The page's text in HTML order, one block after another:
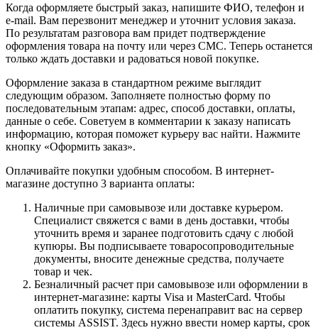
Когда оформляете быстрый заказ, напишите ФИО, телефон и
e-mail. Вам перезвонит менеджер и уточнит условия заказа.
По результатам разговора вам придет подтверждение
оформления товара на почту или через СМС. Теперь останется
только ждать доставки и радоваться новой покупке.
Оформление заказа в стандартном режиме выглядит
следующим образом. Заполняете полностью форму по
последовательным этапам: адрес, способ доставки, оплаты,
данные о себе. Советуем в комментарии к заказу написать
информацию, которая поможет курьеру вас найти. Нажмите
кнопку «Оформить заказ».
Оплачивайте покупки удобным способом. В интернет-
магазине доступно 3 варианта оплаты:
Наличные при самовывозе или доставке курьером.
Специалист свяжется с вами в день доставки, чтобы
уточнить время и заранее подготовить сдачу с любой
купюры. Вы подписываете товаросопроводительные
документы, вносите денежные средства, получаете
товар и чек.
Безналичный расчет при самовывозе или оформлении в
интернет-магазине: карты Visa и MasterCard. Чтобы
оплатить покупку, система перенаправит вас на сервер
системы ASSIST. Здесь нужно ввести номер карты, срок